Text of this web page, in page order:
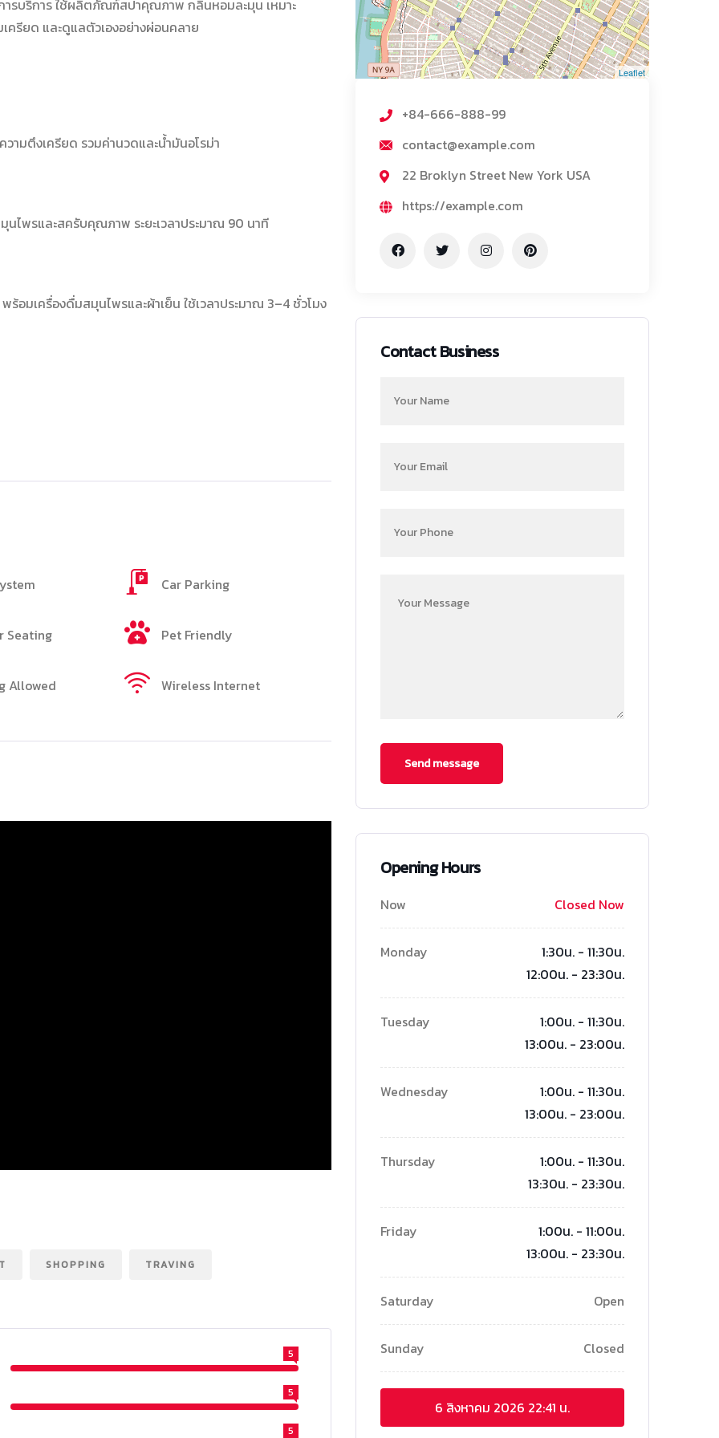
ารบริการ ใช้ผลิตภัณฑ์สปาคุณภาพ กลิ่นหอมละมุน เหมาะ
รียด และดูแลตัวเองอย่างผ่อนคลาย
ามตึงเครียด รวมค่านวดและน้ำมันอโรม่า
ไพรและสครับคุณภาพ ระยะเวลาประมาณ 90 นาที
อมเครื่องดื่มสมุนไพรและผ้าเย็น ใช้เวลาประมาณ 3–4 ชั่วโมง
Car Parking
Seating Pet Friendly
Allowed Wireless Internet
SHOPPING TRAVING
5
5
5
Leaflet
+84-666-888-99
contact@example.com
22 Broklyn Street New York USA
https://example.com
Contact Business
Opening Hours
Now Closed Now
Monday
1:30น. - 11:30น.
12:00น. - 23:30น.
Tuesday
1:00น. - 11:30น.
13:00น. - 23:00น.
Wednesday
1:00น. - 11:30น.
13:00น. - 23:00น.
Thursday
1:00น. - 11:30น.
13:30น. - 23:30น.
Friday
1:00น. - 11:00น.
13:00น. - 23:30น.
Saturday Open
Sunday Closed
6 สิงหาคม 2026 22:41 น.